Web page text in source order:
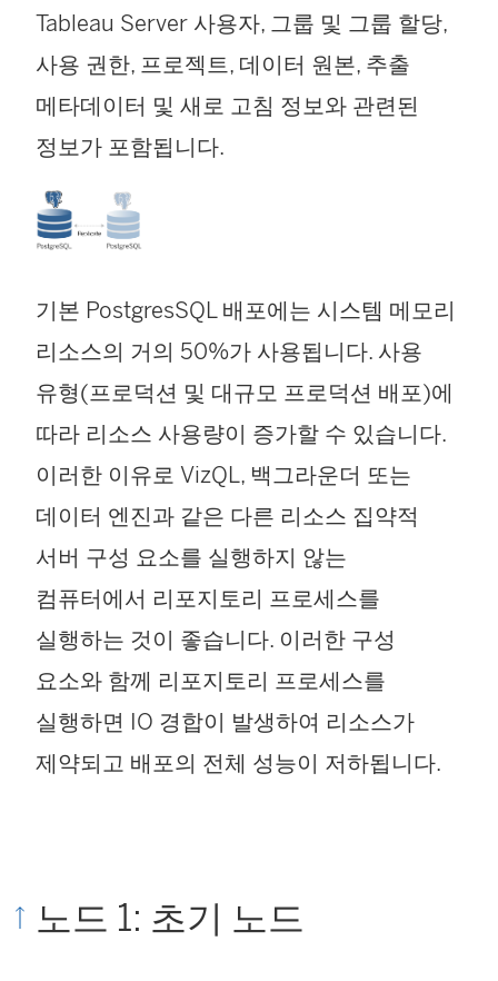
Tableau Server 사용자, 그룹 및 그룹 할당,
사용 권한, 프로젝트, 데이터 원본, 추출
메타데이터 및 새로 고침 정보와 관련된
정보가 포함됩니다.
기본 PostgresSQL 배포에는 시스템 메모리
리소스의 거의 50%가 사용됩니다. 사용
유형(프로덕션 및 대규모 프로덕션 배포)에
따라 리소스 사용량이 증가할 수 있습니다.
이러한 이유로 VizQL, 백그라운더 또는
데이터 엔진과 같은 다른 리소스 집약적
서버 구성 요소를 실행하지 않는
컴퓨터에서 리포지토리 프로세스를
실행하는 것이 좋습니다. 이러한 구성
요소와 함께 리포지토리 프로세스를
실행하면 IO 경합이 발생하여 리소스가
제약되고 배포의 전체 성능이 저하됩니다.
노드 1: 초기 노드